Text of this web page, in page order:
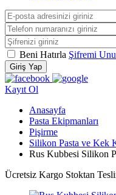
Beni Hatırla Şifremi
Giriş Yap
Kayıt Ol
Anasayfa
Pasta Ekipmanları
Pişirme
Silikon Pasta ve Kek
Rus Kubbesi Silikon
Ücretsiz Kargo Stoktan